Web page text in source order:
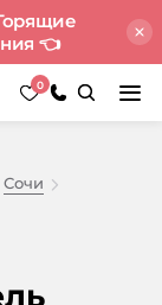
👈
0
Сочи